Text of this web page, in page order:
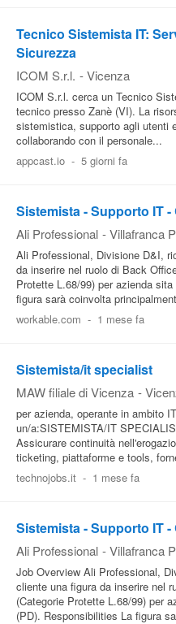
Tecnico Sistemista IT:
Sicurezza
ICOM S.r.l. - Vicenza
ICOM S.r.l. cerca un Tecnico
tecnico presso Zanè (VI). La
sistemistica, supporto agli utenti
collaborando con il personale...
appcast.io - 5 giorni fa
Sistemista - Supporto IT
Ali Professional - Villafranca
Ali Professional, Divisione D&I,
da inserire nel ruolo di Back
Protette L.68/99) per azienda
figura sarà coinvolta
workable.com - 1 mese fa
Sistemista/it specialist
MAW filiale di Vicenza -
per azienda, operante in ambito
un/a:SISTEMISTA/IT
Assicurare continuità
ticketing, piattaforme e tools,
technojobs.it - 1 mese fa
Sistemista - Supporto IT
Ali Professional - Villafranca
Job Overview Ali Professional,
cliente una figura da inserire nel
(Categorie Protette L.68/99) per
(PD). Responsibilities La figura